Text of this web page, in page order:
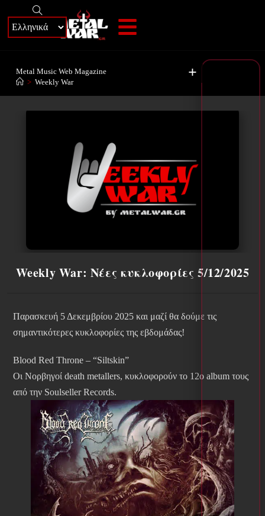
+
Metal Music Web Magazine
> Weekly War
Weekly War: Νέες κυκλοφορίες 5/12/2025
Παρασκευή 5 Δεκεμβρίου 2025 και μαζί θα δούμε τις
σημαντικότερες κυκλοφορίες της εβδομάδας!
Blood Red Throne – “Siltskin”
Οι Νορβηγοί death metallers, κυκλοφορούν το 12ο album τους
από την Soulseller Records.